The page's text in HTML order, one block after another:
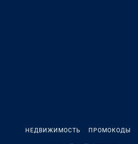
НЕДВИЖИМОСТЬ ПРОМОКОДЫ